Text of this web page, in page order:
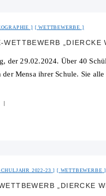
WETTBEWERBE
WETTBEWERB „DIERCKE
der 29.02.2024. Über 40
Mensa ihrer Schule. Sie alle
2022-23 WETTBEWERBE